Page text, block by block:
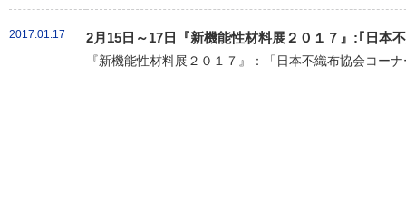
2017.01.17 2月15日～17日『新機能性材料展２０１７』:｢日本
『新機能性材料展２０１７』：「日本不織布協会コー